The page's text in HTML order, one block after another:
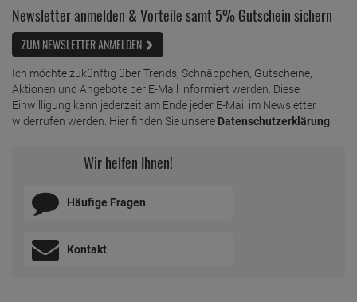
Newsletter anmelden & Vorteile samt 5% Gutschein sichern
ZUM NEWSLETTER ANMELDEN
Ich möchte zukünftig über Trends, Schnäppchen, Gutscheine,
Aktionen und Angebote per E-Mail informiert werden. Diese
Einwilligung kann jederzeit am Ende jeder E-Mail im Newsletter
widerrufen werden. Hier finden Sie unsere Datenschutzerklärung
Wir helfen Ihnen!
Häufige Fragen
Kontakt